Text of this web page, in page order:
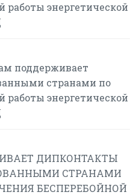
работы энергетической
поддерживает
странами по
работы энергетической
ДИПКОНТАКТЫ
СТРАНАМИ
БЕСПЕРЕБОЙНОЙ